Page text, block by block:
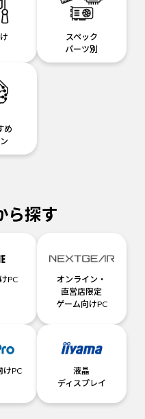
スペック
パーツ別
め
ら探す
PC
オンライン・
直営店限定
ゲーム向けPC
けPC
液晶
ディスプレイ